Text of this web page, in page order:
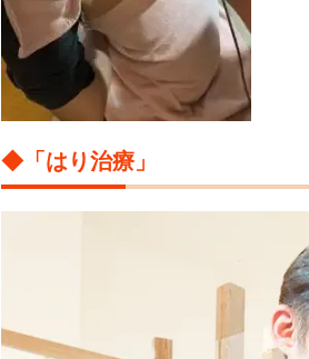
◆「はり治療」